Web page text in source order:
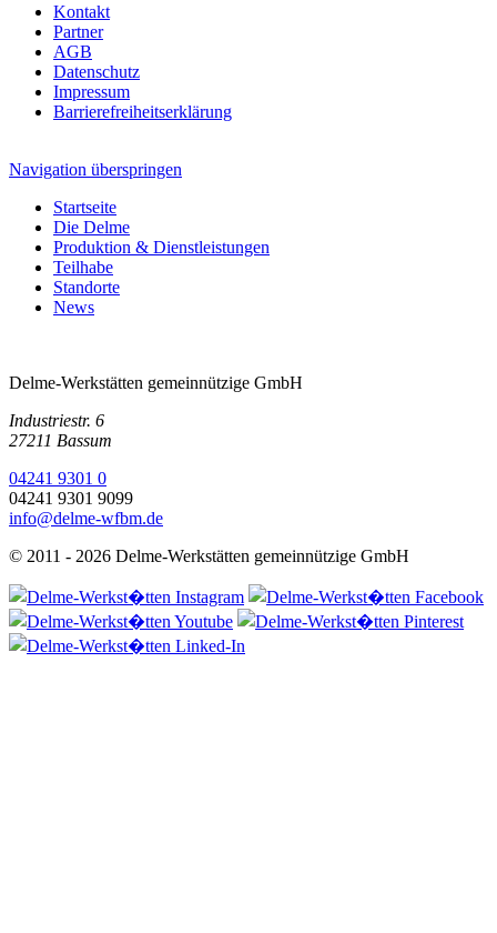
Kontakt
Partner
AGB
Datenschutz
Impressum
Barrierefreiheitserklärung
Navigation überspringen
Startseite
Die Delme
Produktion & Dienstleistungen
Teilhabe
Standorte
News
Delme-Werkstätten gemeinnützige GmbH
Industriestr. 6
27211 Bassum
04241 9301 0
04241 9301 9099
info@delme-wfbm.de
© 2011 - 2026 Delme-Werkstätten gemeinnützige GmbH